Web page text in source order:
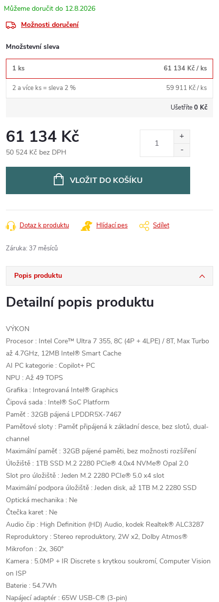
12.8.2026
Možnosti doručení
Množstevní sleva
1 ks 61 134 Kč / ks
2 a více ks = sleva 2 % 59 911 Kč/ ks
Ušetříte0 Kč
61 134 Kč
50 524 Kč bez DPH
VLOŽIT DO KOŠÍKU
Dotaz k produktu Hlídací pes Sdílet
Záruka: 37 měsíců
Popis produktu
Detailní popis produktu
VÝKON
Procesor : Intel Core™ Ultra 7 355, 8C (4P + 4LPE) / 8T, Max Turbo
až 4.7GHz, 12MB Intel® Smart Cache
AI PC kategorie : Copilot+ PC
NPU : Až 49 TOPS
Grafika : Integrovaná Intel® Graphics
Čipová sada : Intel® SoC Platform
Paměť : 32GB pájená LPDDR5X-7467
Paměťové sloty : Paměť připájená k základní desce, bez slotů, dual-
channel
Maximální paměť : 32GB pájené paměti, bez možnosti rozšíření
Úložiště : 1TB SSD M.2 2280 PCIe® 4.0x4 NVMe® Opal 2.0
Slot pro úložiště : Jeden M.2 2280 PCIe® 5.0 x4 slot
Maximální podpora úložiště : Jeden disk, až 1TB M.2 2280 SSD
Optická mechanika : Ne
Čtečka karet : Ne
Audio čip : High Definition (HD) Audio, kodek Realtek® ALC3287
Reproduktory : Stereo reproduktory, 2W x2, Dolby Atmos®
Mikrofon : 2x, 360°
Kamera : 5.0MP + IR Discrete s krytkou soukromí, Computer Vision
on ISP
Baterie : 54.7Wh
Napájecí adaptér : 65W USB-C® (3-pin)